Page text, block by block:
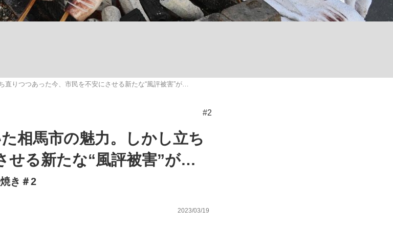
りつつあった今、市民を不安にさせる新たな“風評被害”が…
#2
相馬市の魅力。しかし立ち
せる新たな“風評被害”が…
き＃2
2023/03/19